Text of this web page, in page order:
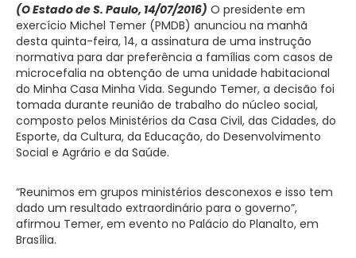
(O Estado de S. Paulo, 14/07/2016) O presidente em
exercício Michel Temer (PMDB) anunciou na manhã
desta quinta-feira, 14, a assinatura de uma instrução
normativa para dar preferência a famílias com casos de
microcefalia na obtenção de uma unidade habitacional
do Minha Casa Minha Vida. Segundo Temer, a decisão foi
tomada durante reunião de trabalho do núcleo social,
composto pelos Ministérios da Casa Civil, das Cidades, do
Esporte, da Cultura, da Educação, do Desenvolvimento
Social e Agrário e da Saúde.
“Reunimos em grupos ministérios desconexos e isso tem
dado um resultado extraordinário para o governo”,
afirmou Temer, em evento no Palácio do Planalto, em
Brasília.